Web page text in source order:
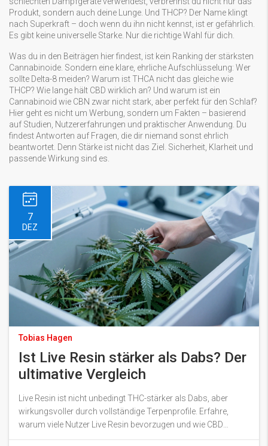
Produkt, sondern auch deine Lunge. Und THCP? Der Name klingt
nach Superkraft – doch wenn du ihn nicht kennst, ist er gefährlich.
Es gibt keine universelle Starke. Nur die richtige Wahl für dich.
Was du in den Beiträgen hier findest, ist kein Ranking der stärksten
Cannabinoide. Sondern eine klare, ehrliche Aufschlüsselung: Wer
sollte Delta-8 meiden? Warum ist THCA nicht das gleiche wie
THCP? Wie lange hält CBD wirklich an? Und warum ist ein
Cannabinoid wie CBN zwar nicht stark, aber perfekt für den Schlaf?
Hier geht es nicht um Werbung, sondern um Fakten – basierend
auf Studien, Nutzererfahrungen und praktischer Anwendung. Du
findest Antworten auf Fragen, die dir niemand sonst ehrlich
beantwortet. Denn Stärke ist nicht das Ziel. Sicherheit, Klarheit und
passende Wirkung sind es.
7
DEZ
Tobias Hagen
Ist Live Resin stärker als Dabs? Der
ultimative Vergleich
Live Resin ist nicht unbedingt THC-stärker als Dabs, aber
wirkungsvoller durch vollständige Terpenprofile. Erfahre,
warum viele Nutzer Live Resin bevorzugen und wie CBD
Crumble sich unterscheidet.